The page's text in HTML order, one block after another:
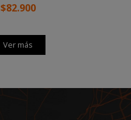
$82.900
Ver más